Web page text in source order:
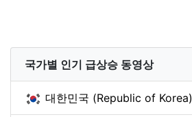
국가별 인기 급상승 동영상
대한민국 (Republic of Korea)